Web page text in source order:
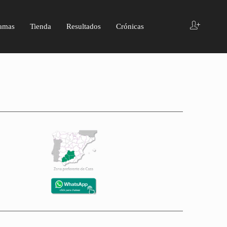
Tienda Resultados Crónicas